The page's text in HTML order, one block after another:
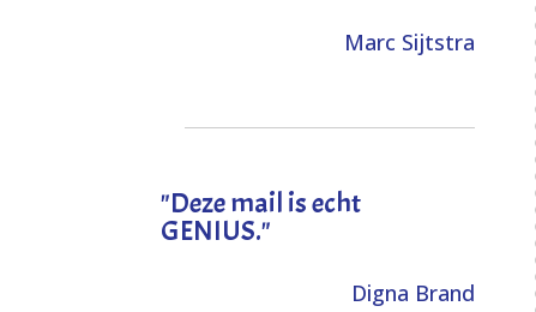
Marc Sijtstra
"Deze mail is echt
GENIUS."
Digna Brand